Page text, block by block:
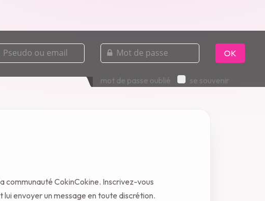
mot
de
passe
OK
mot de passe oublié se souvenir
communauté CokinCokine. Inscrivez-vous
envoyer un message en toute discrétion.